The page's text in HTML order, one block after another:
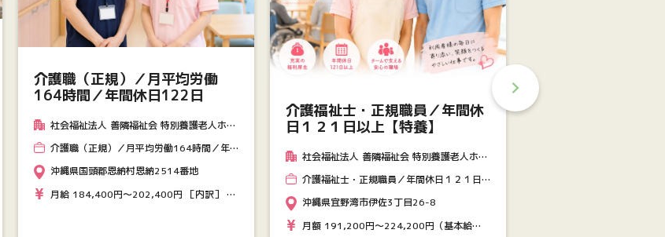
介護職（正規）／月平均労働
164時間／年間休日122日
社会福祉法人 善隣福祉会 特別養護老人ホ一
ム 愛誠園
介護職（正規）／月平均労働164時間／年
間休日122日
沖縄県国頭郡恩納村恩納2514番地
月給 184,400円〜202,400円 ［内訳］ ・
介護福祉士・正規職員／年間休
日１２１日以上【特養】
社会福祉法人 善隣福祉会 特別養護老人ホー
ム 愛誠園
介護福祉士・正規職員／年間休日１２１日
以上【特養】
沖縄県宜野湾市伊佐3丁目26-8
月額 191,200円〜224,200円（基本給